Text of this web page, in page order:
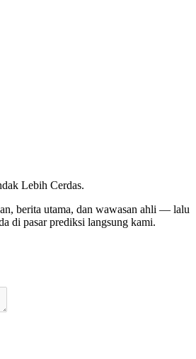
Lebih Cerdas.
berita utama, dan wawasan ahli — lalu
di pasar prediksi langsung kami.